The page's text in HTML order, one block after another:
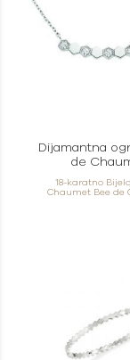
Dijamantna
de
18-karatno
Chaumet Bee de